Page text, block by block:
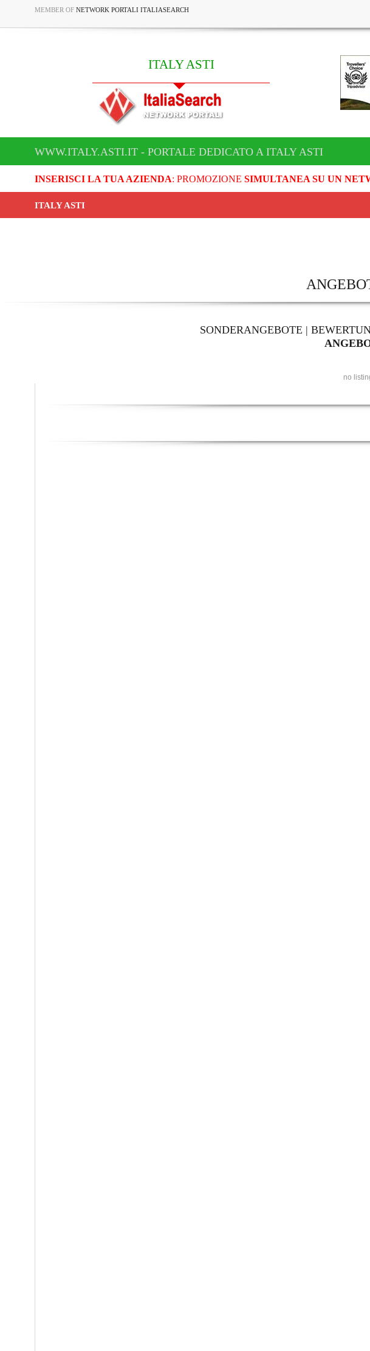
MEMBER OF NETWORK PORTALI ITALIASEARCH
ITALY ASTI
WWW.ITALY.ASTI.IT - PORTALE DEDICATO A ITALY ASTI
INSERISCI LA TUA AZIENDA: PROMOZIONE SIMULTANEA SU UN
ITALY ASTI
SONDERANGEBOTE |
no